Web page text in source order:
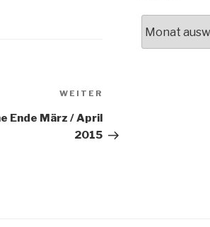
WEITER
Ende März / April
2015